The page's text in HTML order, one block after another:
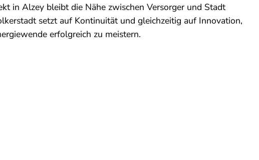
in Alzey bleibt die Nähe zwischen Versorger und Stadt
setzt auf Kontinuität und gleichzeitig auf Innovation,
erfolgreich zu meistern.